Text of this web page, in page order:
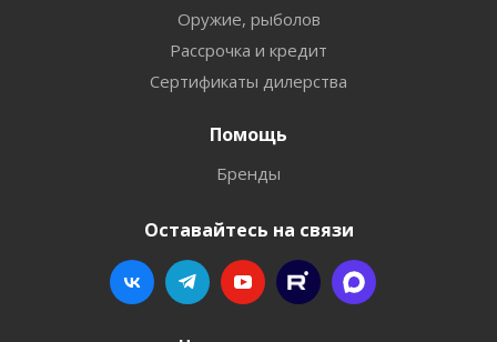
Оружие, рыболов
Рассрочка и кредит
Сертификаты дилерства
Помощь
Бренды
Оставайтесь на связи